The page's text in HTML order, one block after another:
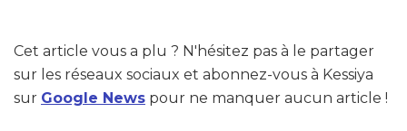
Cet article vous a plu ? N'hésitez pas à le partager
sur les réseaux sociaux et abonnez-vous à Kessiya
sur Google News pour ne manquer aucun article !